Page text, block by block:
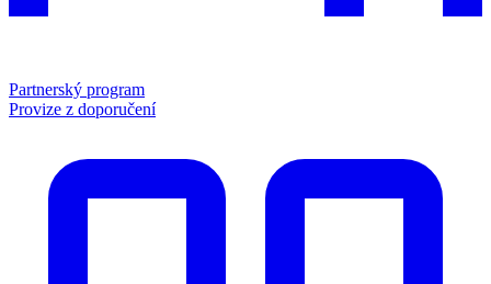
Partnerský program
Provize z doporučení